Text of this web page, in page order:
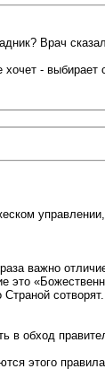
Врач
хочет -
важно
это
Страной
в обход
этого